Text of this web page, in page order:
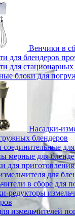
Венчики в
для блендеров
для стационарных
блоки для
Насадки-
блендеров
для
мерные для
для
для
в сборе для
редукторы
измельчителей